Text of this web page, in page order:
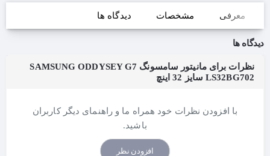
معرفی مشخصات دیدگاه ها
دیدگاه ها
نظرات برای مانیتور سامسونگ SAMSUNG ODDYSEY G7
LS32BG702 سایز 32 اینچ
با افزودن نظرات خود همراه ما و راهنمای دیگر کاربران
باشید.
افزودن نظر